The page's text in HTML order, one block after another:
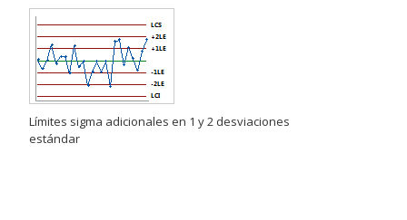
Límites sigma adicionales en 1 y 2 desviaciones
estándar